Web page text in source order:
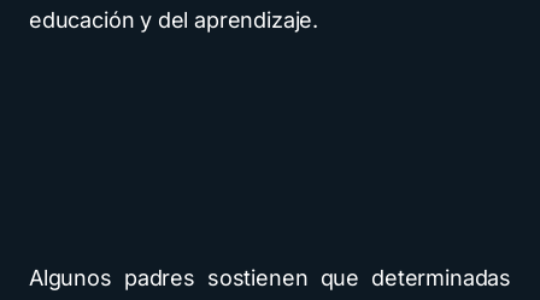
educación y del aprendizaje.
Algunos padres sostienen que determinadas